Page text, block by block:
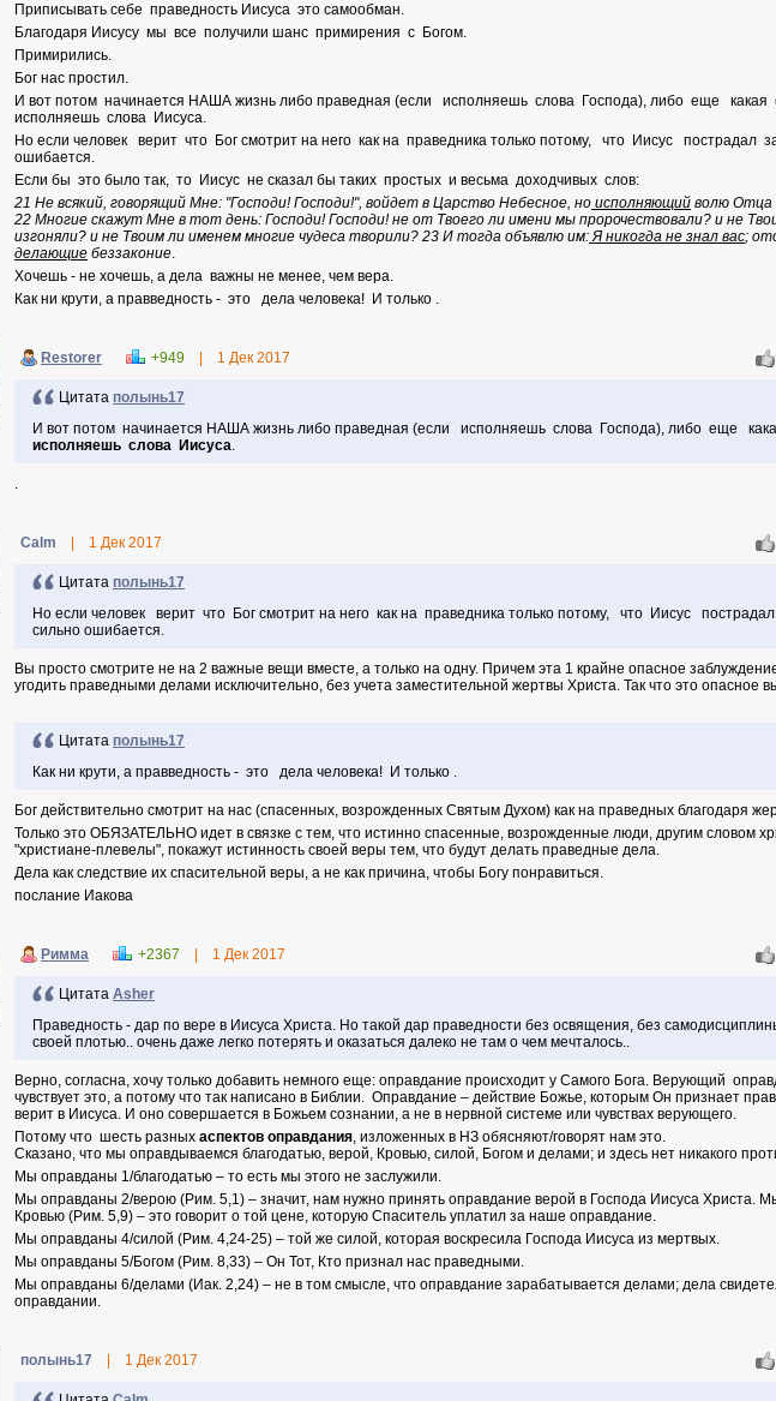
Приписывать себе праведность Иисуса это самообман.
Благодаря Иисусу мы все получили шанс примирения с Богом.
Примирились.
Бог нас простил.
И вот потом начинается НАША жизнь либо праведная (если исполняешь слова Господа), либо еще какая
исполняешь слова Иисуса.
Но если человек верит что Бог смотрит на него как на праведника только потому, что Иисус пострадал
ошибается.
Если бы это было так, то Иисус не сказал бы таких простых и весьма доходчивых слов:
21 Не всякий, говорящий Мне: "Господи! Господи!", войдет в Царство Небесное, но исполняющий волю Отца
22 Многие скажут Мне в тот день: Господи! Господи! не от Твоего ли имени мы пророчествовали? и не
изгоняли? и не Твоим ли именем многие чудеса творили? 23 И тогда объявлю им:Я никогда не знал вас;
делающие беззаконие.
Хочешь - не хочешь, а дела важны не менее, чем вера.
Как ни крути, а правведность - это дела человека! И только .
Restorer +949 1 Дек 2017
Цитата полынь17
И вот потом начинается НАША жизнь либо праведная (если исполняешь слова Господа), либо еще
исполняешь слова Иисуса.
.
Calm 1 Дек 2017
Цитата полынь17
Но если человек верит что Бог смотрит на него как на праведника только потому, что Иисус
сильно ошибается.
Вы просто смотрите не на 2 важные вещи вместе, а только на одну. Причем эта 1 крайне опасное
угодить праведными делами исключительно, без учета заместительной жертвы Христа. Так что это опасное
Цитата полынь17
Как ни крути, а правведность - это дела человека! И только .
Бог действительно смотрит на нас (спасенных, возрожденных Святым Духом) как на праведных благодаря
Только это ОБЯЗАТЕЛЬНО идет в связке с тем, что истинно спасенные, возрожденные люди, другим словом
"христиане-плевелы", покажут истинность своей веры тем, что будут делать праведные дела.
Дела как следствие их спасительной веры, а не как причина, чтобы Богу понравиться.
послание Иакова
Римма +2367 1 Дек 2017
Цитата Asher
Праведность - дар по вере в Иисуса Христа. Но такой дар праведности без освящения, без
своей плотью.. очень даже легко потерять и оказаться далеко не там о чем мечталось..
Верно, согласна, хочу только добавить немного еще: oправдание происходит у Самого Бога. Верующий
чувствует это, а потому что так написано в Библии. Оправдание – действие Божье, которым Он признает
верит в Иисуса. И оно совершается в Божьем сознании, а не в нервной системе или чувствах верующего.
Потому что шесть разных аспектов оправдания, изложенных в НЗ обясняют/говорят нам это.
Сказано, что мы оправдываемся благодатью, верой, Кровью, силой, Богом и делами; и здесь нет никакого
Мы оправданы 1/благодатью – то есть мы этого не заслужили.
Мы оправданы 2/верою (Рим. 5,1) – значит, нам нужно принять оправдание верой в Господа Иисуса Христа.
Кровью (Рим. 5,9) – это говорит о той цене, которую Спаситель уплатил за наше оправдание.
Мы оправданы 4/силой (Рим. 4,24-25) – той же силой, которая воскресила Господа Иисуса из мертвых.
Мы оправданы 5/Богом (Рим. 8,33) – Он Тот, Кто признал нас праведными.
Мы оправданы 6/делами (Иак. 2,24) – не в том смысле, что оправдание зарабатывается делами; дела
оправдании.
полынь17 1 Дек 2017